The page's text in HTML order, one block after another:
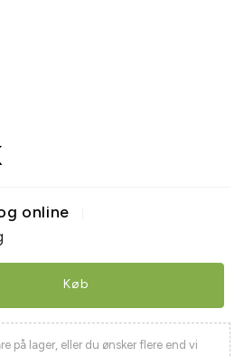
online
Køb
på lager, eller du ønsker flere end vi